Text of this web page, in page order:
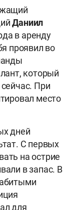
Даниил
в аренду
проявил во
который
При
место
дней
С первых
на острие
в запас. В
для